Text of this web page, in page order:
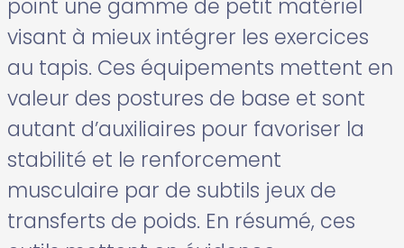
point une gamme de petit matériel
visant à mieux intégrer les exercices
au tapis. Ces équipements mettent en
valeur des postures de base et sont
autant d’auxiliaires pour favoriser la
stabilité et le renforcement
musculaire par de subtils jeux de
transferts de poids. En résumé, ces